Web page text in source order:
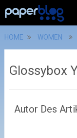
HOME WOMEN
Glossybox
Autor Des